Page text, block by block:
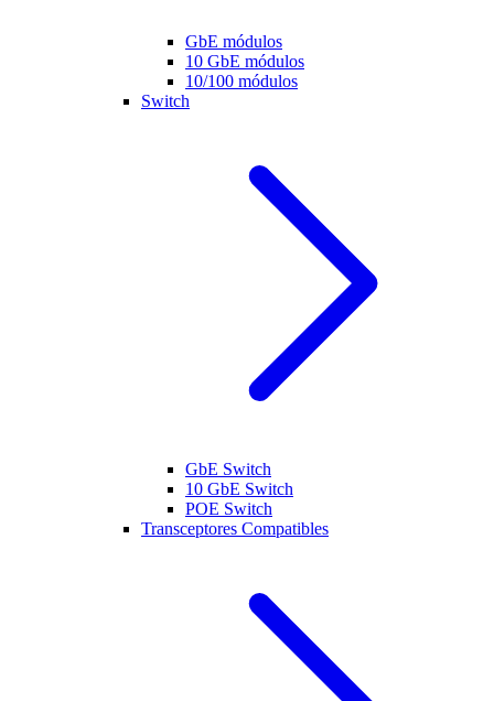
GbE módulos
10 GbE módulos
10/100 módulos
Switch
GbE Switch
10 GbE Switch
POE Switch
Transceptores Compatibles